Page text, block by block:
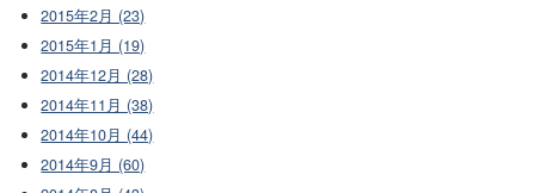
2015年2月 (23)
2015年1月 (19)
2014年12月 (28)
2014年11月 (38)
2014年10月 (44)
2014年9月 (60)